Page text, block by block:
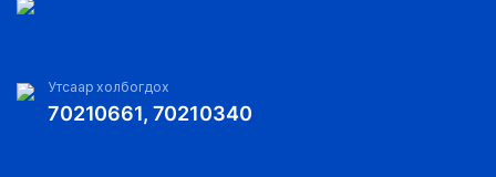
Утсаар холбогдох
70210661, 70210340